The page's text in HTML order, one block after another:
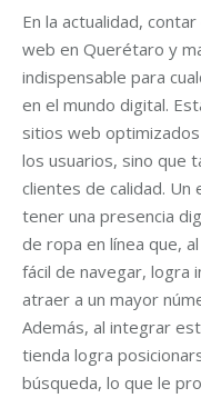
En la actualidad,
web en Querétaro y
indispensable para
en el mundo digital.
sitios web
los usuarios, sino que
clientes de calidad. Un
tener una presencia
de ropa en línea que,
fácil de navegar, logra
atraer a un mayor
Además, al integrar
tienda logra
búsqueda, lo que le